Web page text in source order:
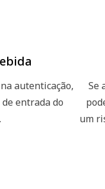
autenticação,
entrada do
Se
um